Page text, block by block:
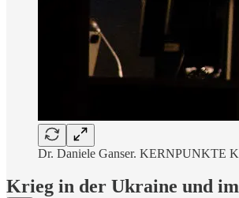
Dr. Daniele Ganser. KERNPUNKTE
Krieg in der Ukraine und